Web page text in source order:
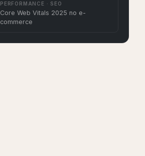
PERFORMANCE · SEO
Core Web Vitals 2025 no e-
commerce